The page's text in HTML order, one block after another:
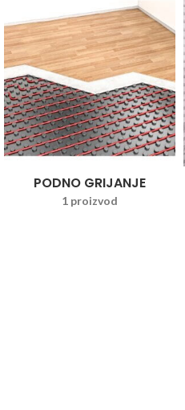
PODNO GRIJANJE
1 proizvod